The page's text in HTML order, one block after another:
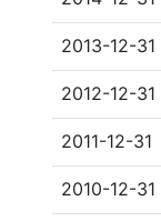
2013-12-31
2012-12-31
2011-12-31
2010-12-31